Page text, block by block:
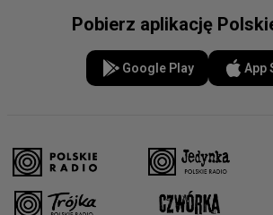
Pobierz aplikację
Google Play App